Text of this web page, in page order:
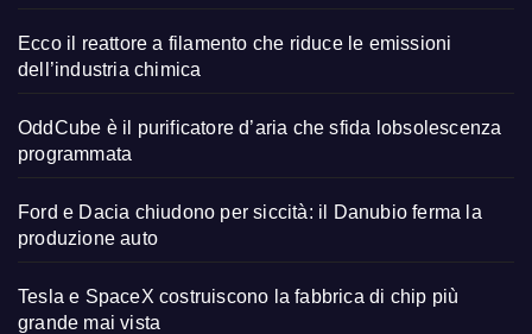
Ecco il reattore a filamento che riduce le emissioni
dell’industria chimica
OddCube è il purificatore d’aria che sfida lobsolescenza
programmata
Ford e Dacia chiudono per siccità: il Danubio ferma la
produzione auto
Tesla e SpaceX costruiscono la fabbrica di chip più
grande mai vista